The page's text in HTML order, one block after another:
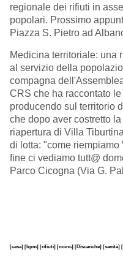
regionale dei rifiuti in
popolari. Prossimo
Piazza S. Pietro ad
Medicina territoriale: una
al servizio della
compagna
CRS che ha raccontato
producendo sul territorio
che dopo aver costretto
riapertura di Villa
di lotta: "come riempiamo
fine ci vediamo tutt@
Parco Cicogna (Via G.
[casa] [bpm] [rifiuti] [noinc] [Discariche] [sanità]